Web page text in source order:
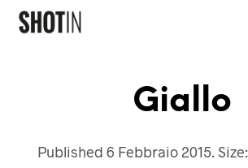
Giallo
Published 6 Febbraio 2015. Size: